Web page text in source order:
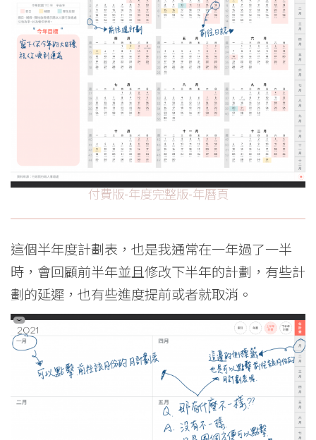
付費版-年度完整版-年曆頁
這個半年度計劃表，也是我通常在一年過了一半
時，會回顧前半年並且修改下半年的計劃，有些計
劃的延遲，也有些進度提前或者就取消。